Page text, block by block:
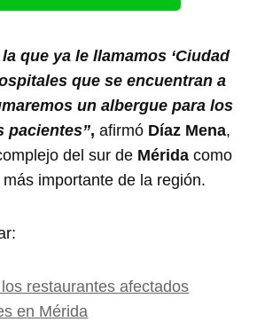
que ya le llamamos ‘Ciudad
que se encuentran a
un albergue para los
pacientes”,afirmó Díaz Mena,
del sur de Mérida como
importante de la región.
restaurantes afectados
en Mérida